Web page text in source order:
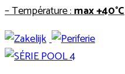
– Température :max +40°C